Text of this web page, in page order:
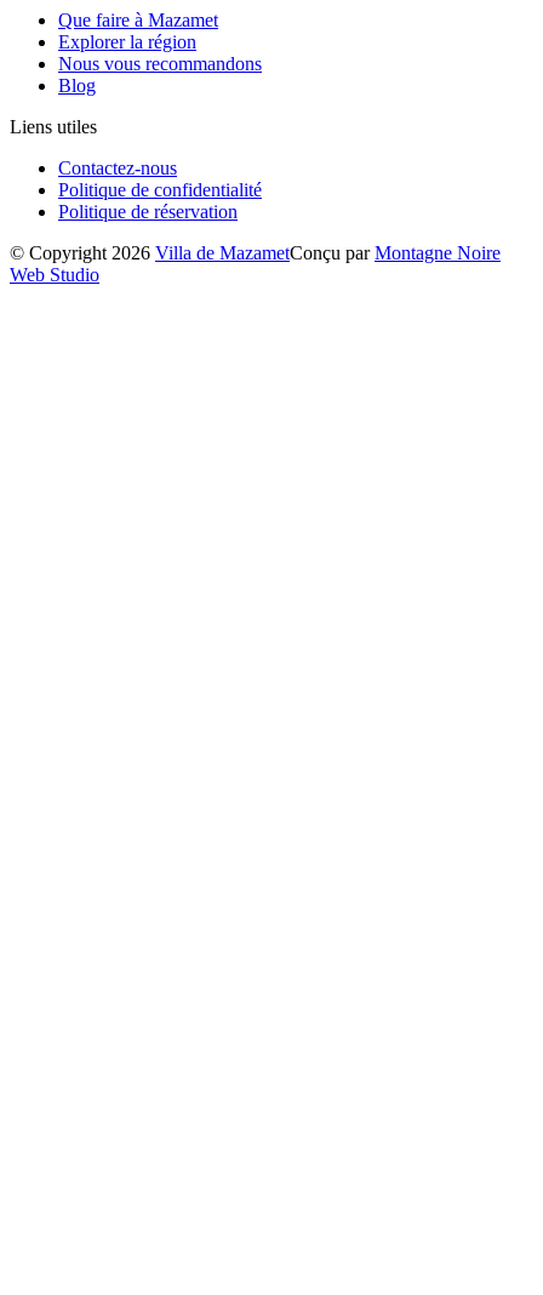
Que faire à Mazamet
Explorer la région
Nous vous recommandons
Blog
Liens utiles
Contactez-nous
Politique de confidentialité
Politique de réservation
© Copyright 2026 Villa de MazametConçu parMontagne Noire
Web Studio